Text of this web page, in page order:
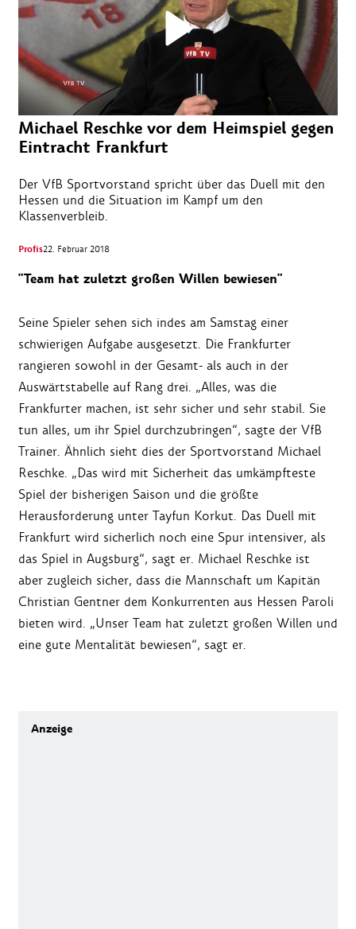
Michael Reschke vor dem Heimspiel gegen
Eintracht Frankfurt
Der VfB Sportvorstand spricht über das Duell mit den
Hessen und die Situation im Kampf um den
Klassenverbleib.
Profis22. Februar 2018
"Team hat zuletzt großen Willen bewiesen"
Seine Spieler sehen sich indes am Samstag einer
schwierigen Aufgabe ausgesetzt. Die Frankfurter
rangieren sowohl in der Gesamt- als auch in der
Auswärtstabelle auf Rang drei. „Alles, was die
Frankfurter machen, ist sehr sicher und sehr stabil. Sie
tun alles, um ihr Spiel durchzubringen“, sagte der VfB
Trainer. Ähnlich sieht dies der Sportvorstand Michael
Reschke. „Das wird mit Sicherheit das umkämpfteste
Spiel der bisherigen Saison und die größte
Herausforderung unter Tayfun Korkut. Das Duell mit
Frankfurt wird sicherlich noch eine Spur intensiver, als
das Spiel in Augsburg“, sagt er. Michael Reschke ist
aber zugleich sicher, dass die Mannschaft um Kapitän
Christian Gentner dem Konkurrenten aus Hessen Paroli
bieten wird. „Unser Team hat zuletzt großen Willen und
eine gute Mentalität bewiesen“, sagt er.